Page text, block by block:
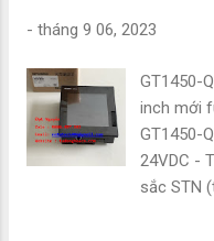
hàng
tâm
sách
- tháng 9 06, 2023
GT1450-
inch mới
GT1450-
24VDC -
sắc STN